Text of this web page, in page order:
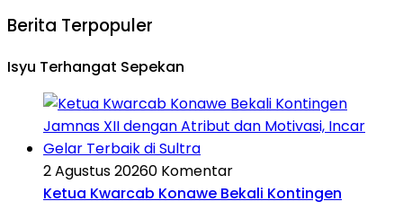
Berita Terpopuler
Isyu Terhangat Sepekan
2 Agustus 20260 Komentar
Ketua Kwarcab Konawe Bekali Kontingen